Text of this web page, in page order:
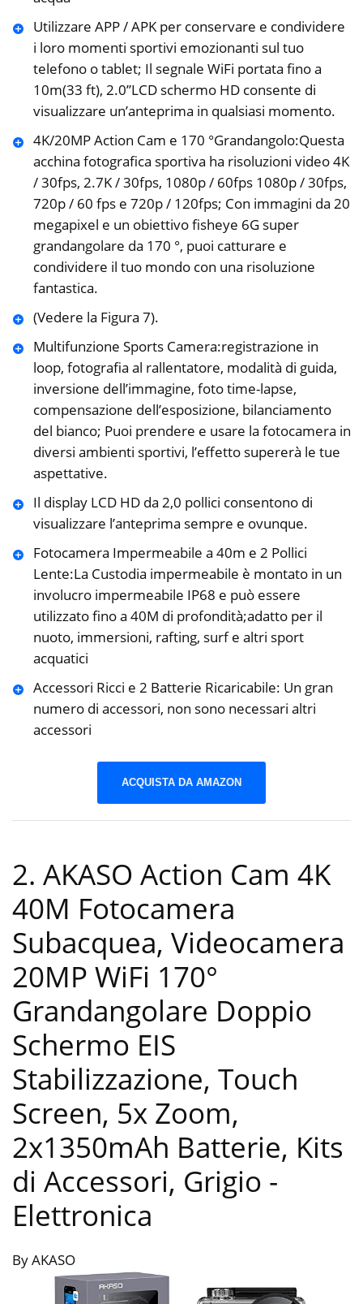
Utilizzare APP / APK per conservare e condividere
i loro momenti sportivi emozionanti sul tuo
telefono o tablet; Il segnale WiFi portata fino a
10m(33 ft), 2.0”LCD schermo HD consente di
visualizzare un’anteprima in qualsiasi momento.
4K/20MP Action Cam e 170 °Grandangolo:Questa
acchina fotografica sportiva ha risoluzioni video 4K
/ 30fps, 2.7K / 30fps, 1080p / 60fps 1080p / 30fps,
720p / 60 fps e 720p / 120fps; Con immagini da 20
megapixel e un obiettivo fisheye 6G super
grandangolare da 170 °, puoi catturare e
condividere il tuo mondo con una risoluzione
fantastica.
(Vedere la Figura 7).
Multifunzione Sports Camera:registrazione in
loop, fotografia al rallentatore, modalità di guida,
inversione dell’immagine, foto time-lapse,
compensazione dell’esposizione, bilanciamento
del bianco; Puoi prendere e usare la fotocamera in
diversi ambienti sportivi, l’effetto supererà le tue
aspettative.
Il display LCD HD da 2,0 pollici consentono di
visualizzare l’anteprima sempre e ovunque.
Fotocamera Impermeabile a 40m e 2 Pollici
Lente:La Custodia impermeabile è montato in un
involucro impermeabile IP68 e può essere
utilizzato fino a 40M di profondità;adatto per il
nuoto, immersioni, rafting, surf e altri sport
acquatici
Accessori Ricci e 2 Batterie Ricaricabile: Un gran
numero di accessori, non sono necessari altri
accessori
ACQUISTA DA AMAZON
2. AKASO Action Cam 4K
40M Fotocamera
Subacquea, Videocamera
20MP WiFi 170°
Grandangolare Doppio
Schermo EIS
Stabilizzazione, Touch
Screen, 5x Zoom,
2x1350mAh Batterie, Kits
di Accessori, Grigio -
Elettronica
By AKASO